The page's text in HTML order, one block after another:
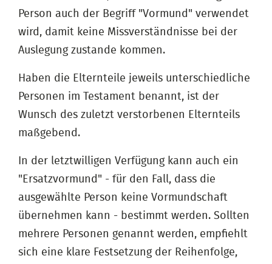
Person auch der Begriff "Vormund" verwendet
wird, damit keine Missverständnisse bei der
Auslegung zustande kommen.
Haben die Elternteile jeweils unterschiedliche
Personen im Testament benannt, ist der
Wunsch des zuletzt verstorbenen Elternteils
maßgebend.
In der letztwilligen Verfügung kann auch ein
"Ersatzvormund" - für den Fall, dass die
ausgewählte Person keine Vormundschaft
übernehmen kann - bestimmt werden. Sollten
mehrere Personen genannt werden, empfiehlt
sich eine klare Festsetzung der Reihenfolge,